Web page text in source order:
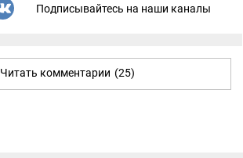
Подписывайтесь на наши каналы
Читать комментарии (25)